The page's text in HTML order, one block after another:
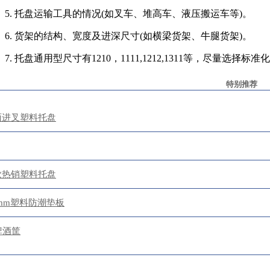
5. 托盘运输工具的情况(如叉车、堆高车、液压搬运车等)。
6. 货架的结构、宽度及进深尺寸(如横梁货架、牛腿货架)。
7. 托盘通用型尺寸有1210，1111,1212,1311等，尽量选择标准
特别推荐
叉塑料托盘
销塑料托盘
塑料防潮垫板
酒筐